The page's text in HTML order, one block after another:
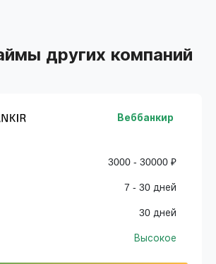
других компаний
Веббанкир
3000 - 30000 ₽
7 - 30 дней
30 дней
Высокое